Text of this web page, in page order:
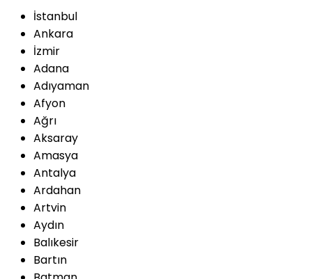
İstanbul
Ankara
İzmir
Adana
Adıyaman
Afyon
Ağrı
Aksaray
Amasya
Antalya
Ardahan
Artvin
Aydın
Balıkesir
Bartın